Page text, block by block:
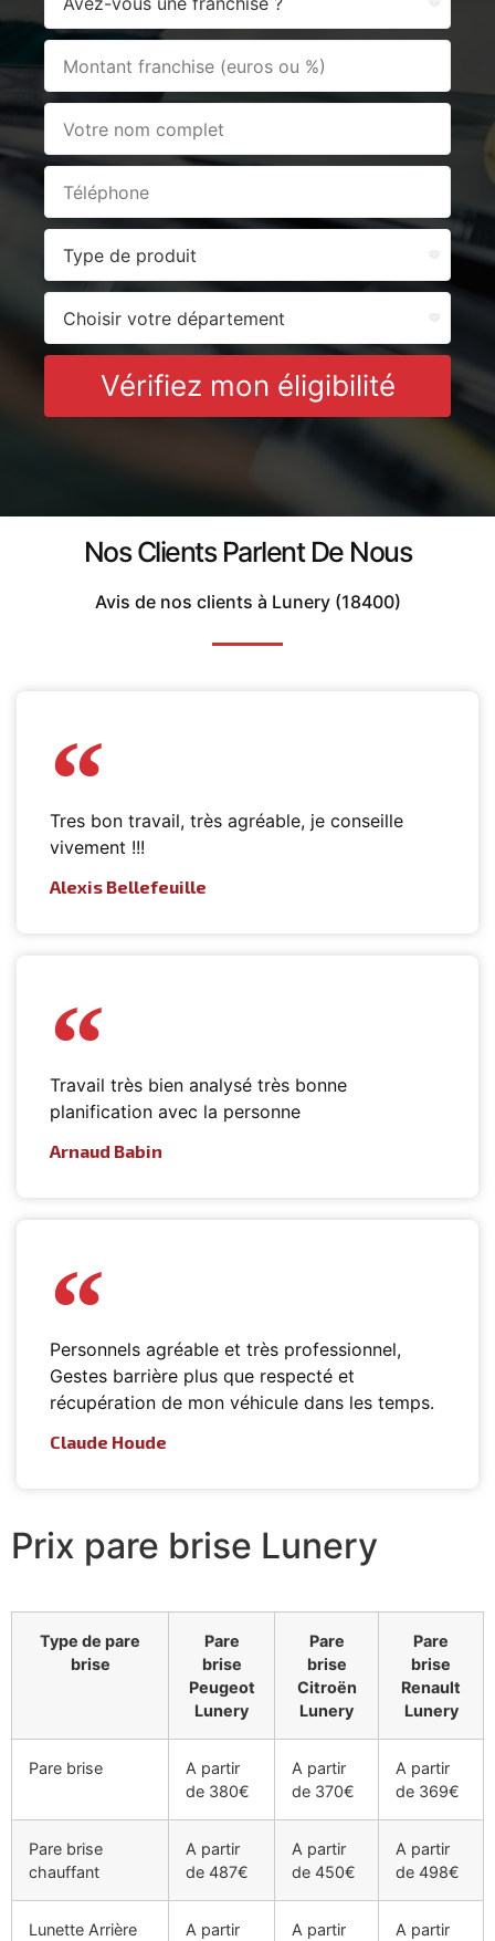
Vérifiez mon éligibilité
Nos Clients Parlent De Nous
Avis de nos clients à Lunery (18400)
Tres bon travail, très agréable, je conseille
vivement !!!
Alexis Bellefeuille
Travail très bien analysé très bonne
planification avec la personne
Arnaud Babin
Personnels agréable et très professionnel,
Gestes barrière plus que respecté et
récupération de mon véhicule dans les temps.
Claude Houde
Prix pare brise Lunery
Type de pare
brise
Pare
brise
Peugeot
Lunery
Pare
brise
Citroën
Lunery
Pare
brise
Renault
Lunery
Pare brise
A partir
de 380€
A partir
de 370€
A partir
de 369€
Pare brise
chauffant
A partir
de 487€
A partir
de 450€
A partir
de 498€
Lunette Arrière
A partir
A partir
A partir